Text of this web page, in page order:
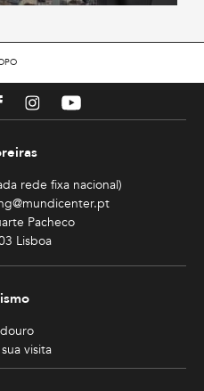
InstagramYoutube
rede fixa nacional)
Pacheco
Lisboa
visita